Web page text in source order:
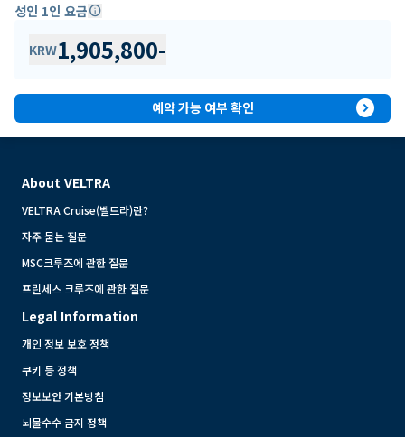
성인 1인 요금info
KRW1,905,800-
예약 가능 여부 확인 expand_circle_right
About VELTRA
VELTRA Cruise(벨트라)란?
자주 묻는 질문
MSC크루즈에 관한 질문
프린세스 크루즈에 관한 질문
Legal Information
개인 정보 보호 정책
쿠키 등 정책
정보보안 기본방침
뇌물수수 금지 정책